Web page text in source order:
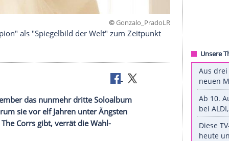
©
the Scorpion" als "Spiegelbild der Welt" zum